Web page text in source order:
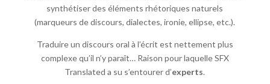
synthétiser des éléments rhétoriques naturels
(marqueurs de discours, dialectes, ironie, ellipse, etc.).
Traduire un discours oral à l’écrit est nettement plus
complexe qu’il n’y paraît… Raison pour laquelle SFX
Translated a su s’entourer d’experts.